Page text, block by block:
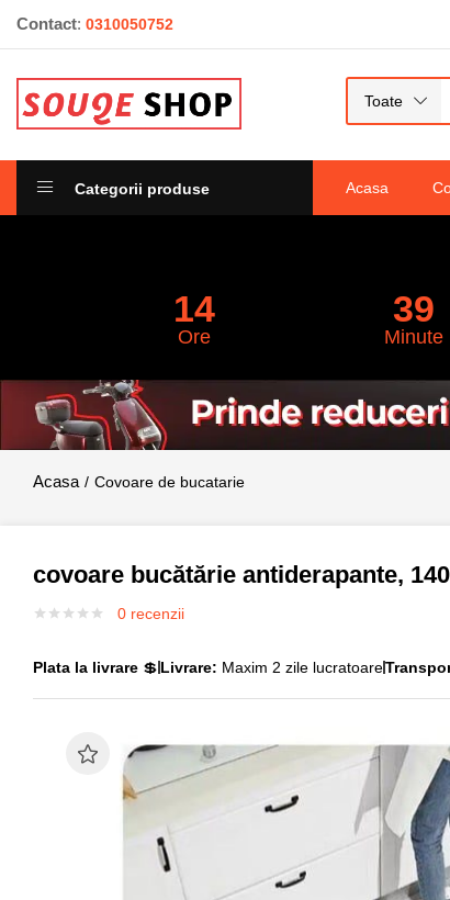
Contact: 0310050752
Toate
Categorii produse Acasa
14
Ore
39
Minute
covoare bucătărie antiderapante,
albastru cu accente aurii
Covoare de bucatarie
covoare bucătărie antiderapante,
0 recenzii
Plata la livrare 💲 Livrare: Maxim 2 zile lucratoare